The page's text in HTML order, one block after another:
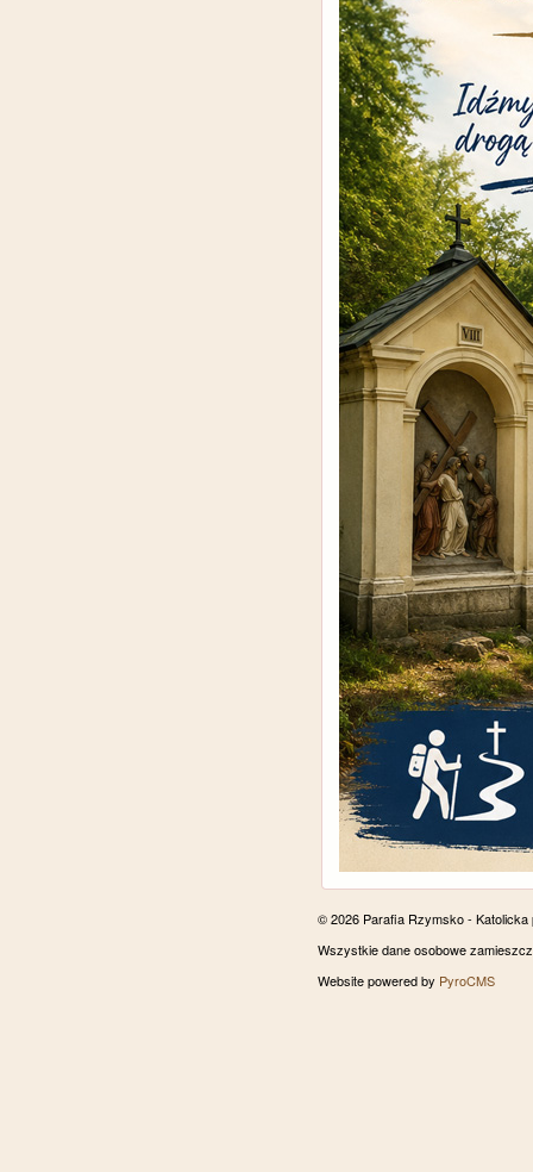
© 2026 Parafia Rzymsko -
Wszystkie dane osobowe
Website powered by PyroCMS